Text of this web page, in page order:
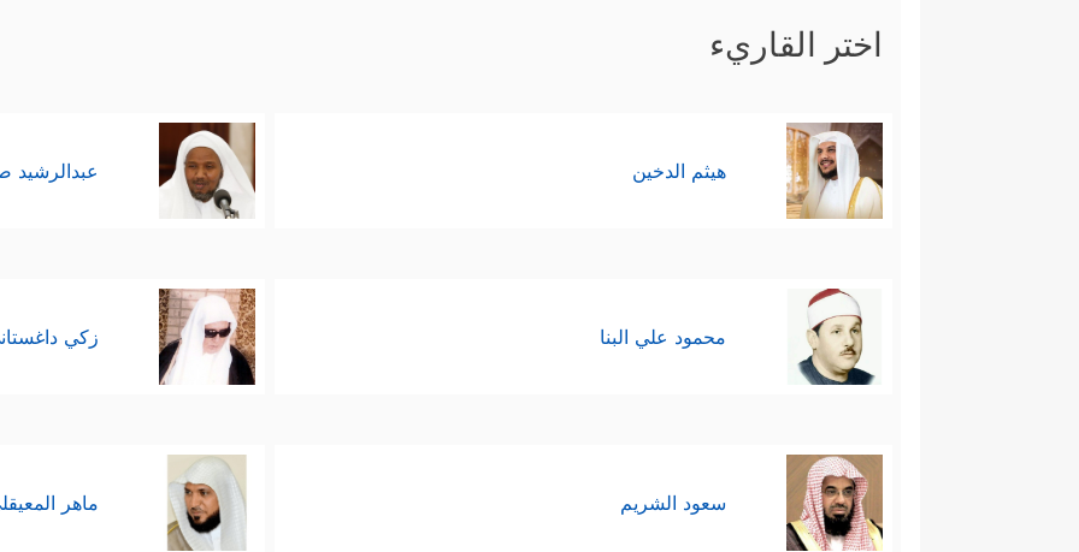
اختر القاريء
هيثم الدخين عبدالرشيد
محمود علي البنا زكي
سعود الشريم ماهر